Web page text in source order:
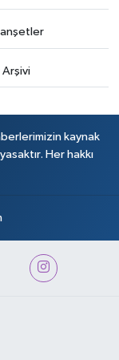
kaynak
Her hakkı